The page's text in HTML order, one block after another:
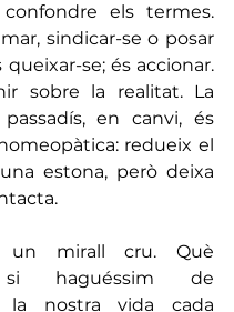
els termes.
sindicar-se o posar
se; és accionar.
sobre la realitat. La
en canvi, és
redueix el
estona, però deixa
un mirall cru. Què
si haguéssim de
la nostra vida cada